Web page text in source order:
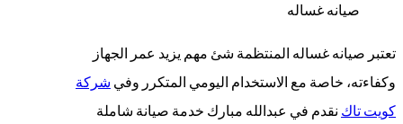
صيانه غساله
تعتبر صيانه غساله المنتظمة شئ مهم يزيد عمر الجهاز
وكفاءته، خاصة مع الاستخدام اليومي المتكرر وفي شركة
كويت تاكنقدم في عبدالله مبارك خدمة صيانة شاملة